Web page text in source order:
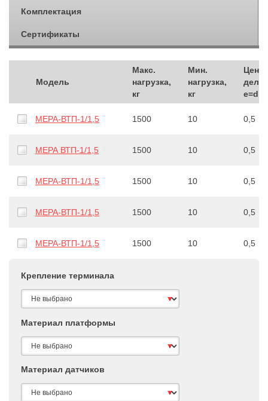
Комплектация
Сертификаты
Модель
Макс.
нагрузка,
кг
Мин.
нагрузка,
кг
Цена
e=d,
МЕРА-ВТП-1/1,5 1500 10 0,5
МЕРА ВТП-1/1,5 1500 10 0,5
МЕРА-ВТП-1/1,5 1500 10 0,5
МЕРА-ВТП-1/1,5 1500 10 0,5
МЕРА-ВТП-1/1,5 1500 10 0,5
Крепление терминала
Материал платформы
Материал датчиков